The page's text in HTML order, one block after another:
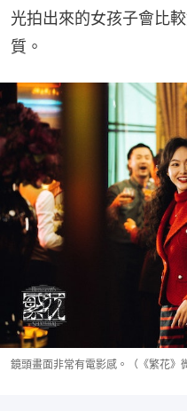
光拍出來的女孩子會比
質。
鏡頭畫面非常有電影感。（《繁花》